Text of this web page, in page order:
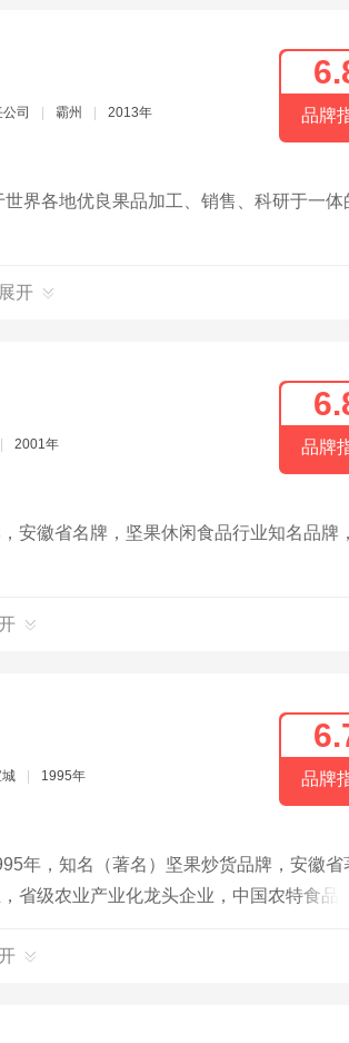
司 霸州 2013年 品牌
界各地优良果品加工、销售、科研于一体
开
2001年 品牌
安徽省名牌，坚果休闲食品行业知名品牌
1995年 品牌
年，知名（著名）坚果炒货品牌，安徽省
省级农业产业化龙头企业，中国农特食品